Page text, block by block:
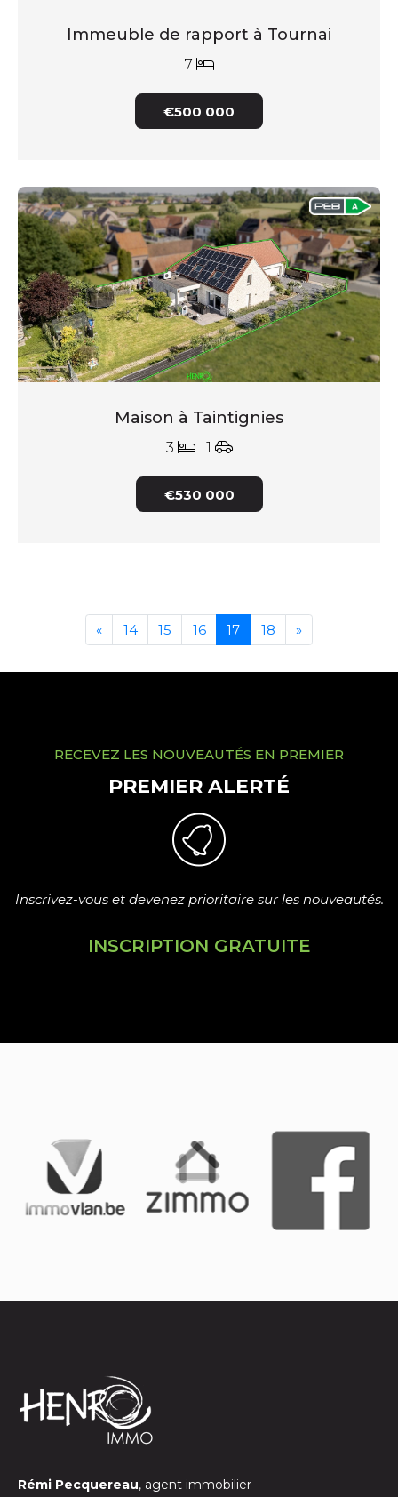
Immeuble de rapport à Tournai
7
€500 000
Maison à Taintignies
3 1
€530 000
« 14 15 16 17 18 »
RECEVEZ LES NOUVEAUTÉS EN PREMIER
PREMIER ALERTÉ
Inscrivez-vous et devenez prioritaire sur les nouveautés.
INSCRIPTION GRATUITE
Rémi Pecquereau, agent immobilier